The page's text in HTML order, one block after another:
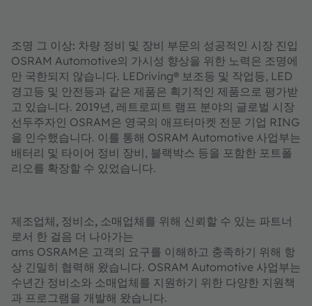
조명 그 이상: 차량 정비 및 장비 부문의 성공적인 시장 진입
OSRAM Automotive의 가시성 향상을 위한 노력은 조명에
만 국한되지 않습니다. LEDriving® 보조등 및 작업등, LED
경고등 및 안전등과 같은 제품은 획기적인 제품으로 평가받
고 있습니다. 2019년, 레트로피트 램프 분야의 글로벌 시장
선두주자인 OSRAM은 영국의 애프터마켓 전문 기업 RING
을 인수했습니다. 이를 통해 OSRAM Automotive 사업부는
배터리 및 타이어 정비 장비, 블랙박스 등을 포함한 포트폴
리오를 확장할 수 있었습니다.
제조업체, 정비소, 소매업체를 위해 신뢰할 수 있는 파트너
로서 한 걸음 더 나아가는
ams OSRAM은 고객의 요구를 이해하고 충족하기 위해 항
상 긴밀히 협력해 왔습니다. OSRAM Automotive 사업부는
수년간 정비소와 소매업체를 지원하기 위한 다양한 지원책
과 프로그램을 개발해 왔습니다.